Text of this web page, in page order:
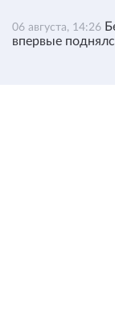
06 августа, 14:26
впервые